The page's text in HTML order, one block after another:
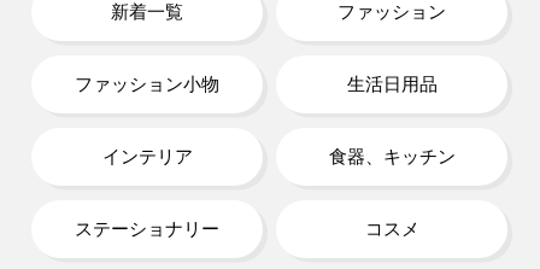
新着一覧 ファッション
ファッション小物 生活日用品
インテリア 食器、キッチン
ステーショナリー コスメ